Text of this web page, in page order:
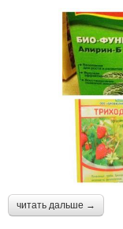
читать дальше →